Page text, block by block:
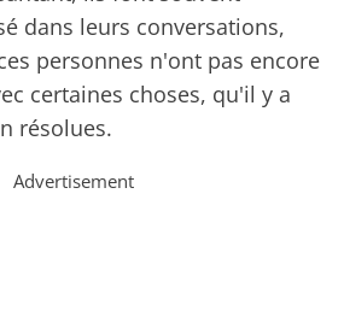
dans leurs conversations,
personnes n'ont pas encore
certaines choses, qu'il y a
résolues.
Advertisement